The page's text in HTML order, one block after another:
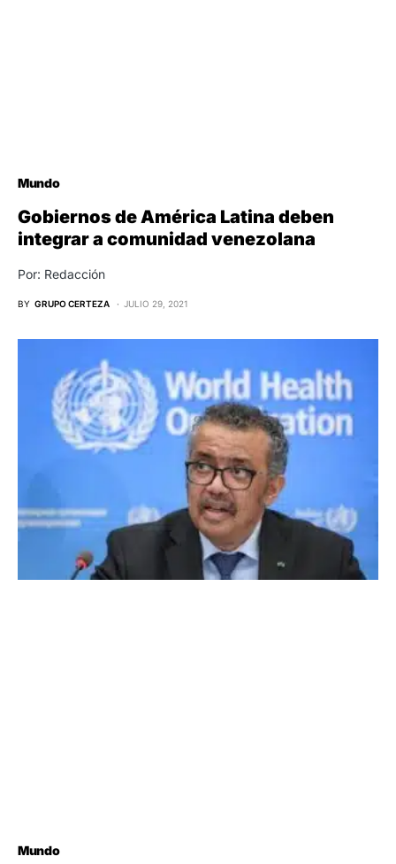
Mundo
Gobiernos de América Latina deben
integrar a comunidad venezolana
Por: Redacción
BY GRUPO CERTEZA JULIO 29, 2021
Mundo